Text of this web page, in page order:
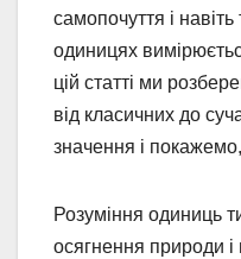
самопочуття і
одиницях
цій статті ми
від класичних до
значення і
Розуміння одиниць
осягнення природи